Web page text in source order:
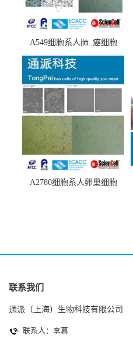
A549细胞系人肺_癌细胞
(A549细胞)
A2780细胞系人卵巢细胞
联系我们
通派（上海）生物科技有限公司
联系人：李慕